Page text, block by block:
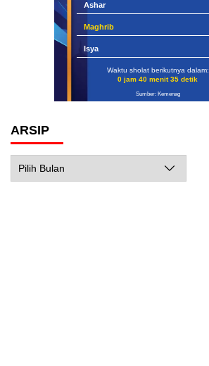
Ashar
Maghrib
Isya
Waktu sholat berikutnya dalam:
0 jam 40 menit 34 detik
Sumber: Kemenag
ARSIP